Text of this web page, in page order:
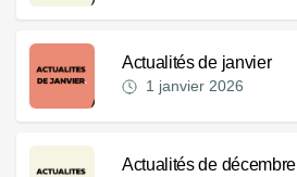
Actualités de janvier
1 janvier 2026
Actualités de décembre